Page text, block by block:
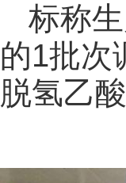
标称
的1批次
脱氢乙